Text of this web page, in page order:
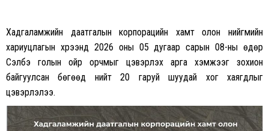
Хадгаламжийн даатгалын корпорацийн хамт олон нийгмийн
хариуцлагын хүрээнд 2026 оны 05 дугаар сарын 08-ны өдөр
Сэлбэ голын ойр орчмыг цэвэрлэх арга хэмжээг зохион
байгуулсан бөгөөд нийт 20 гаруй шуудай хог хаягдлыг
цэвэрлэлээ.